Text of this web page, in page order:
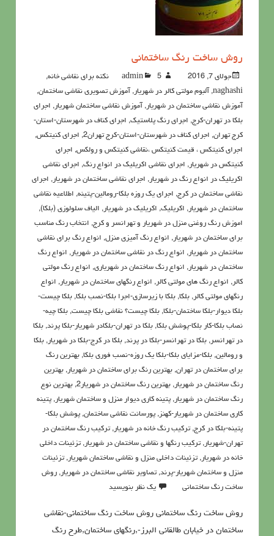
روش ساخت رنگ ساختمانی
جولای 7, 2016 admin 5نکته برای نقاشی خانه
,
naghashi
, آلبوم مولتی کالر در شهریار , آموزش تصویری نقاشی ساختمان,
آموزش نقاشی ساختمان در شهریار , آموزش نقاشی ساختمان شهریار , اجرای
بلکا در تهران-کرج, اجرای رنگ پلاستیک, اجرای کناف در شهرستان-استان-
کرج تهران, اجرای کناف در شهرستان-استان-کرج تهران2 , اجرای کنیتکس,
اجرای کنیتکس ، قیمت کنیتکس ،نقاشي كنيتكس و رولكس, اجرای
کنیتکس در شهریار , اجرای نقاشی اکریلیک در انواع رنگ, اجرای نقاشی
اکریلیک در انواع رنگ در شهریار , اجرای نقاشی ساختمان در شهریار , اجرای
نقاشی ساختمان در کرج, اجرای یک روزه بلکا-رومالین-پتینه, اطلاعيه نقاشی
ساختمان در شهریار , اکريليک, اکريليک در شهریار , الیاف سلولوزی (بلکا),
اموزش رنگ روغنی منزل در شهریار و تهرانسر و کرج, انتخاب رنگ مناسب
برای ساختمان در شهریار , انواع رنگ آمیزی منزل, انواع رنگ برای نقاشی
ساختمان در شهریار , انواع رنگ در نقاشی ساختمان در شهریار , انواع رنگ
ساختمان در شهریار , انواع رنگ ساختمان در شهریاری, انواع رنگ مولتی
کالر , انواع رنگ های مولتی کالر , انواع رنگهای ساختمان در شهریار , انواع
رنگهای مولتی کالر , بلکا, بلکا با زیرسازی-اجرا بلکا-نصب بلکا, بلکا چیست-
بلکا دیوار-بلکا ساختمان-بلکا, بلکا چیست؟ نقاشی بلکا چیست, بلکا چیه-
نصاب بلکا-کار بلکا-پوشش بلکا, بلکا در تهران-بلکادر شهریار-بلکا پرند, بلکا
در تهرانسر , بلکا در تهرانسر-بلکا در پرند, بلکا در کرج-بلکا در شهریار , بلکا
و رومالین, بلکا-مزایای بلکا-بلکا یک روزه-نصب فوری بلکا, بهترین رنگ
برای ساختمان در تهران, بهترین رنگ برای ساختمان در شهریار , بهترین
رنگ ساختمان در شهریار , بهترین رنگ ساختمان در شهریار2 , بهترین نوع
رنگ ساختمان در شهریار , پتينه کاري ديوار منزل و ساختمان شهریار , پتینه
کاری ساختمان در شهریار-کهنز , پورسانت نقاشی ساختمان, پوشش بلکا-
پتینه-بلکا در کرج,تركيب رنگ خانه در شهریار ,تركيب رنگ ساختمان در
تهران-شهریار ,ترکیب رنگها و نقاشی ساختمان در شهریار ,تزئینات داخلی
خانه در شهریار ,تزئینات داخلی منزل و نقاشی ساختمان شهریار ,تزئینات
منزل و ساختمان شهریار-پرند,تصاویر نقاشی ساختمان در شهریار , روش
ساخت رنگ ساختمانی
یک نظر بنویسید
روش ساخت رنگ ساختمانی روش ساخت رنگ ساختمانی-نقاشی
ساختمان در خیابان طالقانی البرز-,رنگهای ساختمان,طرح رنگ